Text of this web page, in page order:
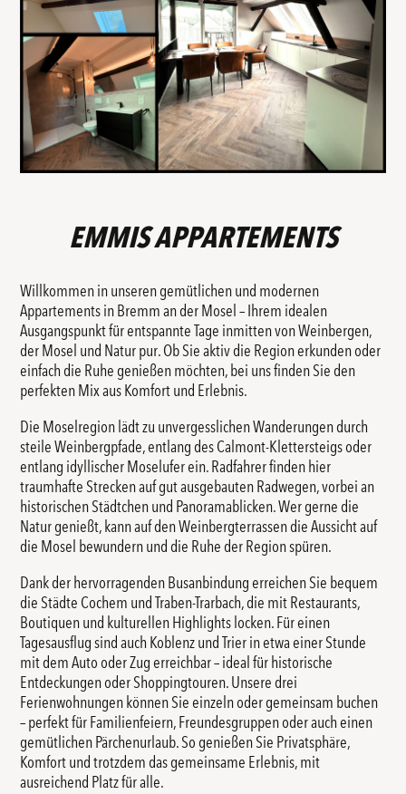
EMMIS APPARTEMENTS
Willkommen in unseren gemütlichen und modernen
Appartements in Bremm an der Mosel – Ihrem idealen
Ausgangspunkt für entspannte Tage inmitten von Weinbergen,
der Mosel und Natur pur. Ob Sie aktiv die Region erkunden oder
einfach die Ruhe genießen möchten, bei uns finden Sie den
perfekten Mix aus Komfort und Erlebnis.
Die Moselregion lädt zu unvergesslichen Wanderungen durch
steile Weinbergpfade, entlang des Calmont-Klettersteigs oder
entlang idyllischer Moselufer ein. Radfahrer finden hier
traumhafte Strecken auf gut ausgebauten Radwegen, vorbei an
historischen Städtchen und Panoramablicken. Wer gerne die
Natur genießt, kann auf den Weinbergterrassen die Aussicht auf
die Mosel bewundern und die Ruhe der Region spüren.
Dank der hervorragenden Busanbindung erreichen Sie bequem
die Städte Cochem und Traben-Trarbach, die mit Restaurants,
Boutiquen und kulturellen Highlights locken. Für einen
Tagesausflug sind auch Koblenz und Trier in etwa einer Stunde
mit dem Auto oder Zug erreichbar – ideal für historische
Entdeckungen oder Shoppingtouren. Unsere drei
Ferienwohnungen können Sie einzeln oder gemeinsam buchen
– perfekt für Familienfeiern, Freundesgruppen oder auch einen
gemütlichen Pärchenurlaub. So genießen Sie Privatsphäre,
Komfort und trotzdem das gemeinsame Erlebnis, mit
ausreichend Platz für alle.